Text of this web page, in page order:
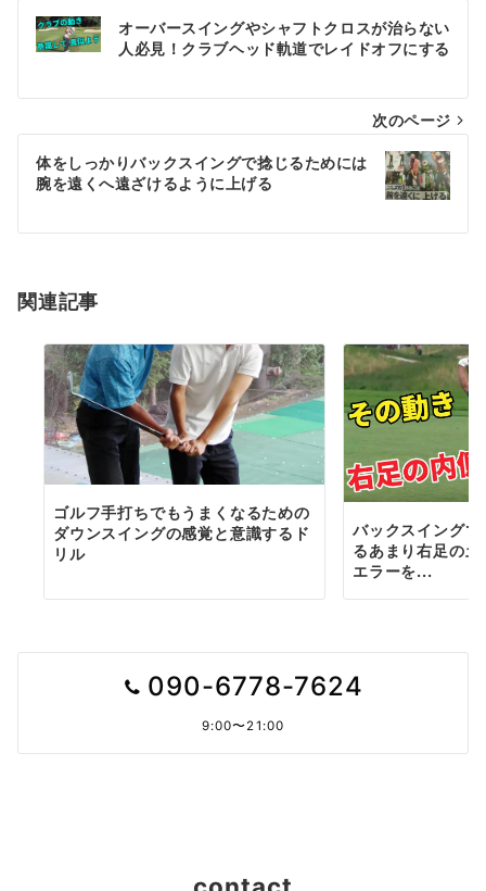
投
稿
ビ
ゲ
ー
シ
ン
オーバースイングやシャフトクロスが治らない
人必見！クラブヘッド軌道でレイドオフにする
次のページ
体をしっかりバックスイングで捻じるためには
腕を遠くへ遠ざけるように上げる
関連記事
ゴルフ手打ちでもうまくなるための
ダウンスイングの感覚と意識するド
リル
バックスイング
るあまり右足の
エラーを...
090-6778-7624
9:00〜21:00